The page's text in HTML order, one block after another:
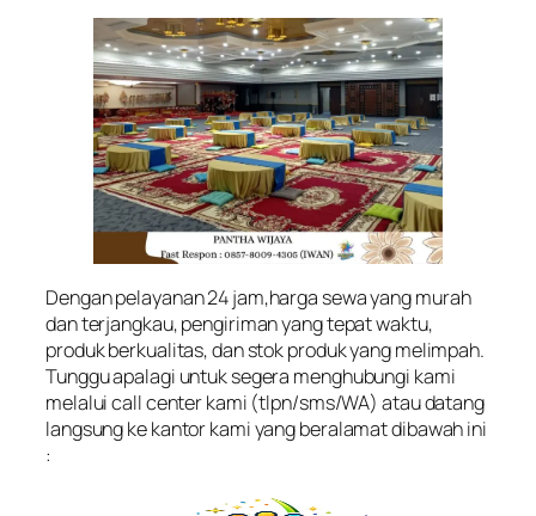
Dengan pelayanan 24 jam,harga sewa yang murah
dan terjangkau, pengiriman yang tepat waktu,
produk berkualitas, dan stok produk yang melimpah.
Tunggu apalagi untuk segera menghubungi kami
melalui call center kami (tlpn/sms/WA) atau datang
langsung ke kantor kami yang beralamat dibawah ini
: